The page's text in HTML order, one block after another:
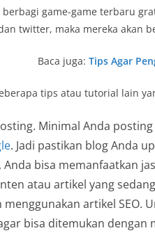
berbagi game-game terbaru
twitter, maka mereka akan
Baca juga: Tips Agar
tips atau tutorial lain
Minimal Anda
. Jadi pastikan blog Anda
Anda bisa memanfaatkan
atau artikel yang
menggunakan artikel SEO.
bisa ditemukan dengan